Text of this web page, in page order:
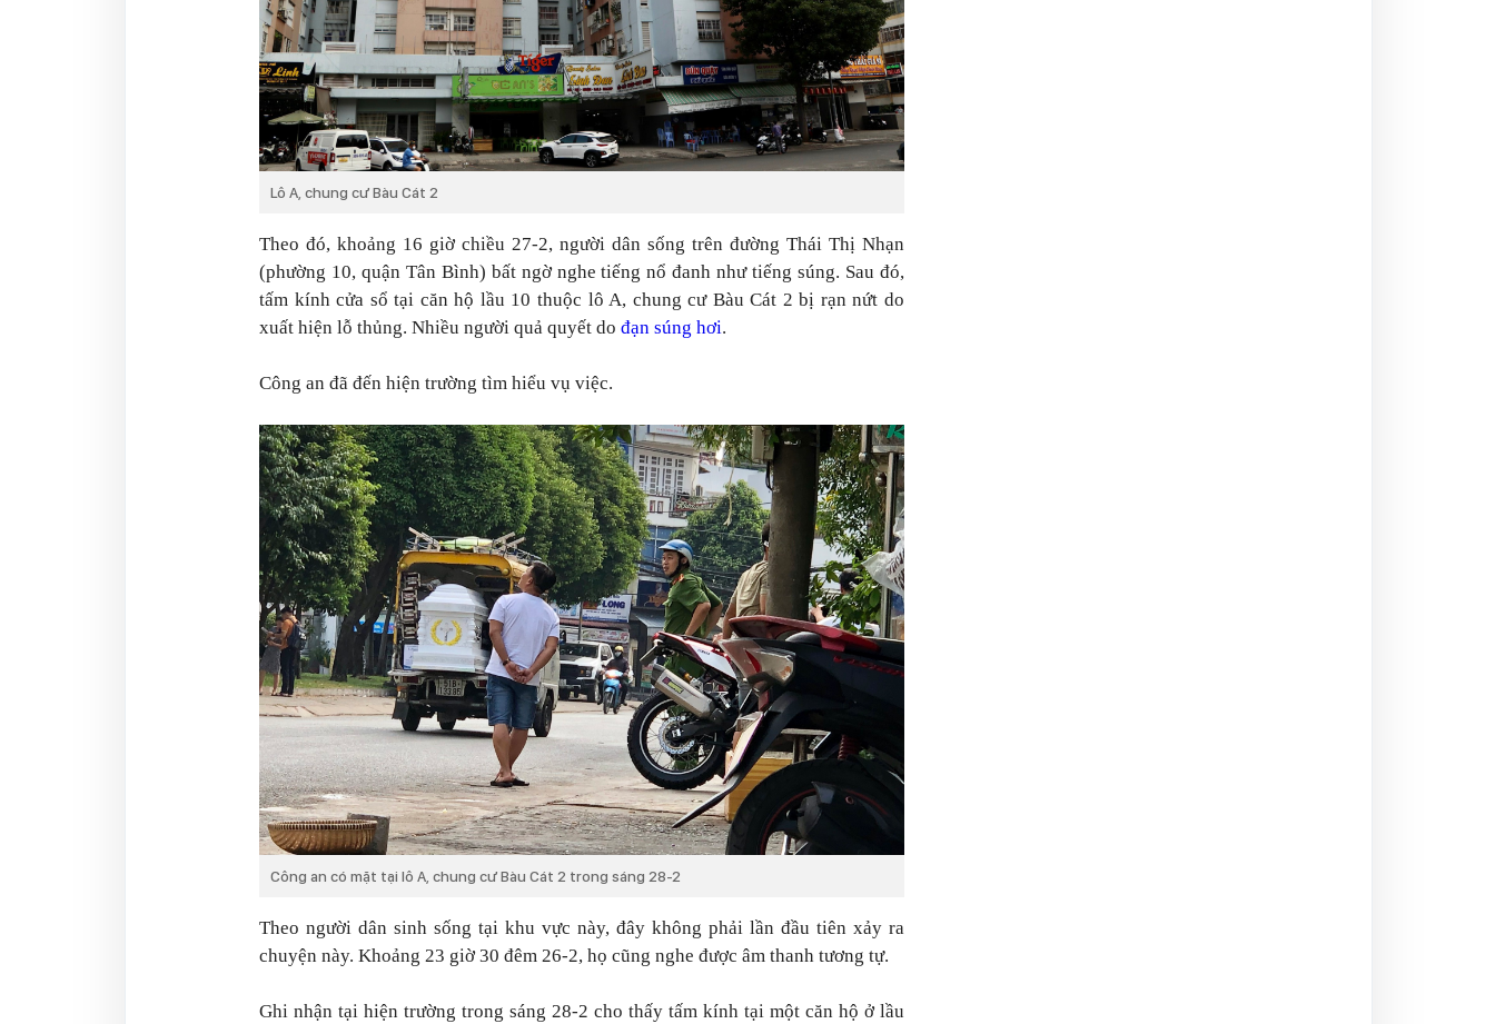
Lô A, chung cư Bàu Cát 2
Theo đó, khoảng 16 giờ chiều 27-2, người dân sống trên đường Thái Thị Nhạn
(phường 10, quận Tân Bình) bất ngờ nghe tiếng nổ đanh như tiếng súng. Sau đó,
tấm kính cửa sổ tại căn hộ lầu 10 thuộc lô A, chung cư Bàu Cát 2 bị rạn nứt do
xuất hiện lỗ thủng. Nhiều người quả quyết do đạn súng hơi.
Công an đã đến hiện trường tìm hiểu vụ việc.
Công an có mặt tại lô A, chung cư Bàu Cát 2 trong sáng 28-2
Theo người dân sinh sống tại khu vực này, đây không phải lần đầu tiên xảy ra
chuyện này. Khoảng 23 giờ 30 đêm 26-2, họ cũng nghe được âm thanh tương tự.
Ghi nhận tại hiện trường trong sáng 28-2 cho thấy tấm kính tại một căn hộ ở lầu